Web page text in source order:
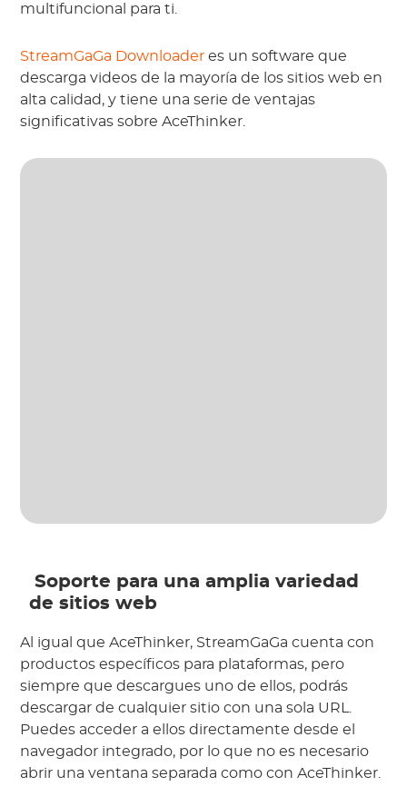
multifuncional para ti.
StreamGaGa Downloader es un software que
descarga videos de la mayoría de los sitios web en
alta calidad, y tiene una serie de ventajas
significativas sobre AceThinker.
Soporte para una amplia variedad
de sitios web
Al igual que AceThinker, StreamGaGa cuenta con
productos específicos para plataformas, pero
siempre que descargues uno de ellos, podrás
descargar de cualquier sitio con una sola URL.
Puedes acceder a ellos directamente desde el
navegador integrado, por lo que no es necesario
abrir una ventana separada como con AceThinker.